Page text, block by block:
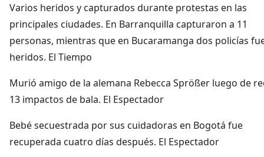
Varios heridos y capturados durante protestas en las
principales ciudades. En Barranquilla capturaron a 11
personas, mientras que en Bucaramanga dos policías
heridos. El Tiempo
Murió amigo de la alemana Rebecca Sprößer luego de
13 impactos de bala. El Espectador
Bebé secuestrada por sus cuidadoras en Bogotá fue
recuperada cuatro días después. El Espectador